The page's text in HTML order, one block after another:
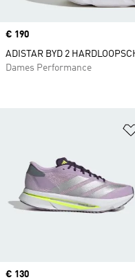
Price
€ 130
Price
€ 190
ADISTAR BYD 2
Dames Performance